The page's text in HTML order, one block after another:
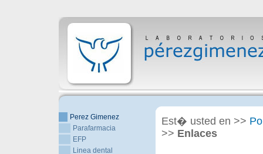
Perez Gimenez
Parafarmacia
EFP
Linea dental
Est� usted en >>
>> Enlaces